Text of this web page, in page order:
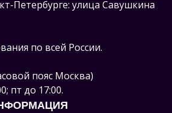
Петербурге: улица Савушкина
по всей России.
пояс Москва)
пт до 17:00.